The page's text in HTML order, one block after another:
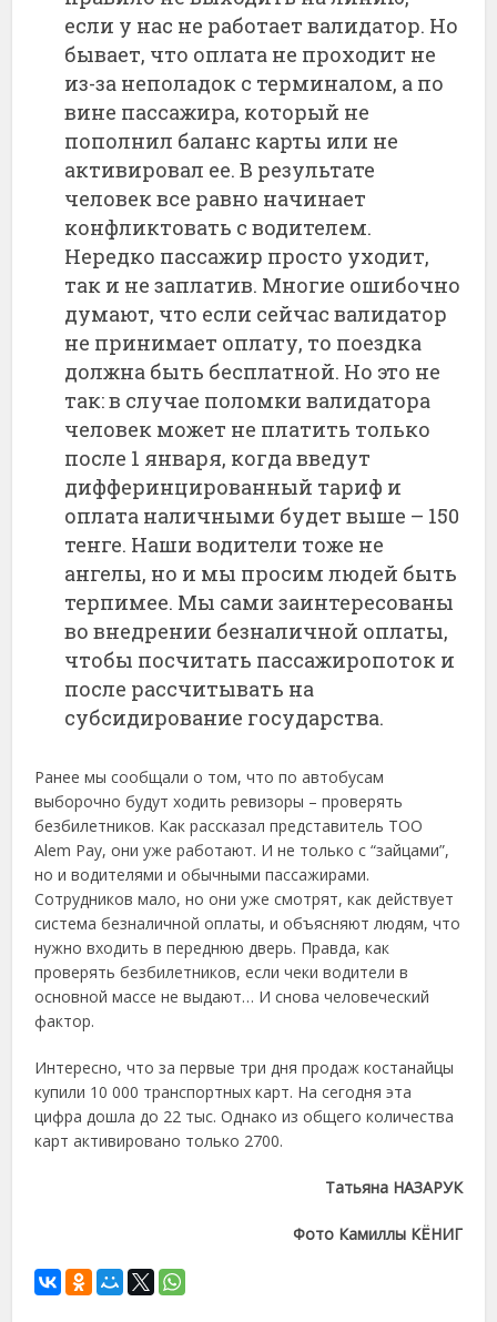
если у нас не работает валидатор. Но
бывает, что оплата не проходит не
из-за неполадок с терминалом, а по
вине пассажира, который не
пополнил баланс карты или не
активировал ее. В результате
человек все равно начинает
конфликтовать с водителем.
Нередко пассажир просто уходит,
так и не заплатив. Многие ошибочно
думают, что если сейчас валидатор
не принимает оплату, то поездка
должна быть бесплатной. Но это не
так: в случае поломки валидатора
человек может не платить только
после 1 января, когда введут
дифферинцированный тариф и
оплата наличными будет выше – 150
тенге. Наши водители тоже не
ангелы, но и мы просим людей быть
терпимее. Мы сами заинтересованы
во внедрении безналичной оплаты,
чтобы посчитать пассажиропоток и
после рассчитывать на
субсидирование государства.
Ранее мы сообщали о том, что по автобусам
выборочно будут ходить ревизоры – проверять
безбилетников. Как рассказал представитель ТОО
Alem Pay, они уже работают. И не только с “зайцами”,
но и водителями и обычными пассажирами.
Сотрудников мало, но они уже смотрят, как действует
система безналичной оплаты, и объясняют людям, что
нужно входить в переднюю дверь. Правда, как
проверять безбилетников, если чеки водители в
основной массе не выдают… И снова человеческий
фактор.
Интересно, что за первые три дня продаж костанайцы
купили 10 000 транспортных карт. На сегодня эта
цифра дошла до 22 тыс. Однако из общего количества
карт активировано только 2700.
Татьяна НАЗАРУК
Фото Камиллы КЁНИГ